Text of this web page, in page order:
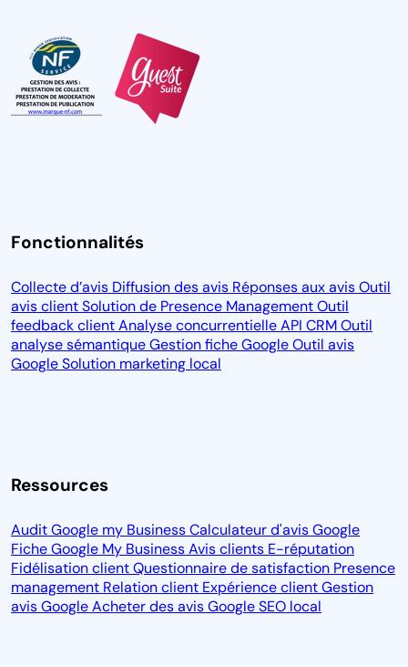
Fonctionnalités
Collecte d’avis Diffusion des avis Réponses aux avisOutil
avis clientSolution de Presence ManagementOutil
feedback clientAnalyse concurrentielleAPI CRMOutil
analyse sémantiqueGestion fiche GoogleOutil avis
GoogleSolution marketing local
Ressources
Audit Google my BusinessCalculateur d'avis Google
Fiche Google My BusinessAvis clients E-réputation
Fidélisation clientQuestionnaire de satisfaction Presence
management Relation client Expérience clientGestion
avis GoogleAcheter des avis GoogleSEO local